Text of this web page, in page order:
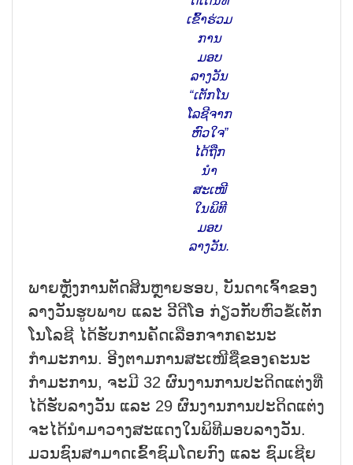
ເຂົ້າຮ່ວມ
ການ
ມອບ
ລາງວັນ
“ເຕັກໂນ
ໂລຊີຈາກ
ຫົວໃຈ”
ໄດ້ຖືກ
ນຳ
ສະເໜີ
ໃນພິທີ
ມອບ
ລາງວັນ.
ພາຍຫຼັງ​ການ​ຕັດສິນ​ຫຼາຍ​ຮອບ, ບັນດາ​ເຈົ້າ​ຂອງ​
ລາງວັນ​ຮູບ​ພາບ ​ແລະ ວິີດີ​ໂອ​ ກ່ຽວ​ກັບ​ຫົວ​ຂໍ້​ເຕັກ​
ໂນ​ໂລ​ຊີ​ ໄດ້​ຮັບ​ການ​ຄັດ​ເລືອກ​ຈາກ​ຄະນະ​
ກຳມະການ​. ອີງ​ຕາມ​ການ​ສະ​ເໜີ​ຊື່​ຂອງ​ຄະ​ນະ​
ກຳມະການ, ຈະມີ 32 ຜົນງານການປະດິດແຕ່ງ​ທີ່​
ໄດ້​ຮັບ​ລາງວັນ ແລະ 29 ຜົນງານການປະດິດແຕ່ງ​
ຈະໄດ້ນຳມາ​ວາງ​ສະ​ແດງ​ໃນ​ພິ​ທີ​ມອບ​ລາງວັນ.
ມວນ​ຊົນ​ສາມາດ​ເຂົ້າ​ຊົມ​ໂດຍ​ກົງ ​ແລະ ຊົມ​ເຊີຍ​